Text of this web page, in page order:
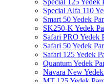
Special Alfa 110
Smart 50 Yedek
SK250-K Yedek
Safari PRO Yedek
Safari 50 Yedek
Safari 125 Yedek
Quantum Yedek
Navara New Yedek